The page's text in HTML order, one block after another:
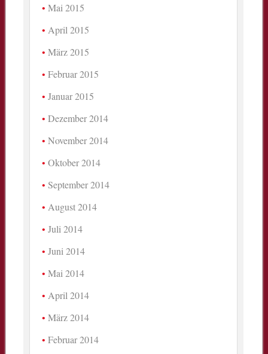
Mai 2015
April 2015
März 2015
Februar 2015
Januar 2015
Dezember 2014
November 2014
Oktober 2014
September 2014
August 2014
Juli 2014
Juni 2014
Mai 2014
April 2014
März 2014
Februar 2014